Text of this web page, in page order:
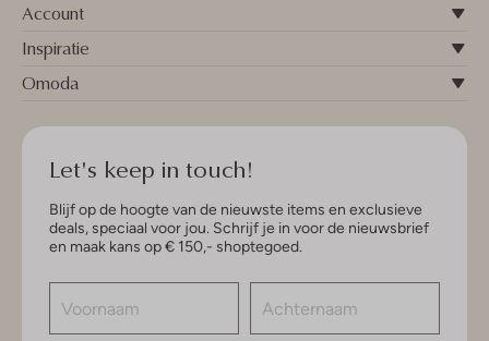
Account
Inspiratie
Omoda
Let's keep in touch!
Blijf op de hoogte van de nieuwste items en exclusieve
deals, speciaal voor jou. Schrijf je in voor de nieuwsbrief
en maak kans op € 150,- shoptegoed.